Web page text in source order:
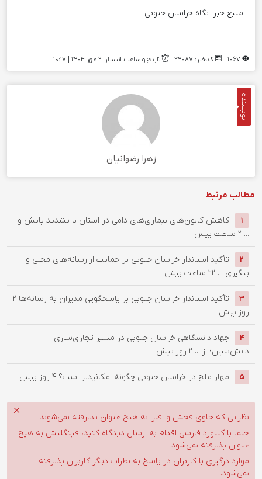
منبع خبر: نگاه خراسان جنوبی
کدخبر: 24087 تاریخ و ساعت انتشار: ۲ مهر ۱۴۰۴ | 10:17
نویسنده
زهرا رضوانیان
مطالب مرتبط
1
کاهش کانون‌های بیماری‌های دامی در استان با تشدید پایش و
... 2 ساعت پیش
2
تأکید استاندار خراسان جنوبی بر حمایت از رسانه‌های محلی و
پیگیری ... 22 ساعت پیش
3 تأکید استاندار خراسان جنوبی بر پاسخگویی مدیران به رسانه‌ها 2
روز پیش
4
جهاد دانشگاهی خراسان جنوبی در مسیر تجاری‌سازی
دانش‌بنیان؛ از ... 2 روز پیش
5 ‌مهار ملخ در خراسان جنوبی چگونه امکانپذیر است؟ 4 روز پیش
نظراتی که حاوی فحش و افترا به هیچ عنوان پذیرفته نمی‌شوند
حتما با کیبورد فارسی اقدام به ارسال دیدگاه کنید، فینگلیش به هیچ
عنوان پذیرفته نمی‌شود
موارد درگیری با کاربران در پاسخ به نظرات دیگر کاربران پذیرفته
نمی‌شود.